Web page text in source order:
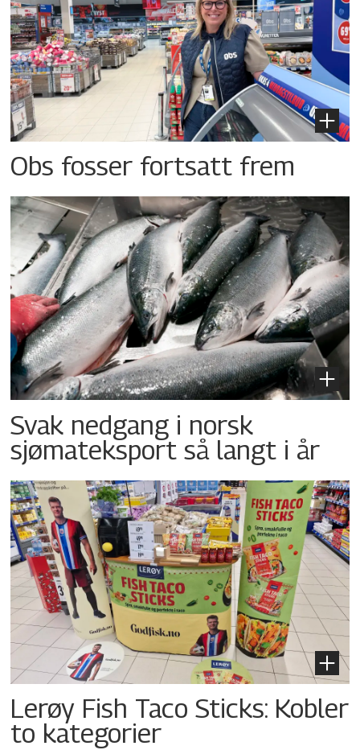
Obs fosser fortsatt frem
Svak nedgang i norsk
sjømateksport så langt i år
Lerøy Fish Taco Sticks: Kobler
to kategorier